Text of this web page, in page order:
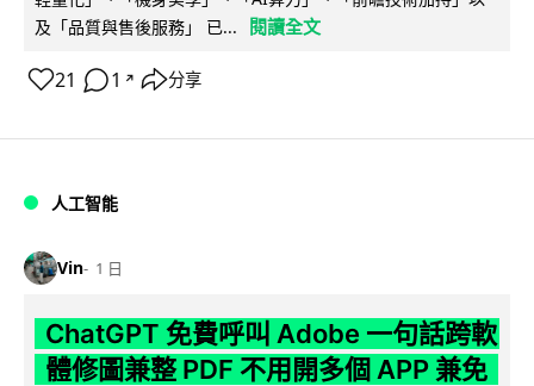
及「品質與售後服務」 已...
閱讀全文
21 1 ↗ 分享
人工智能
Vin 1 日
ChatGPT 免費呼叫 Adobe 一句話跨軟
體修圖兼整 PDF 不用開多個 APP 兼免